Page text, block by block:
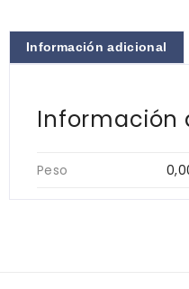
Información adicional
Información
Peso